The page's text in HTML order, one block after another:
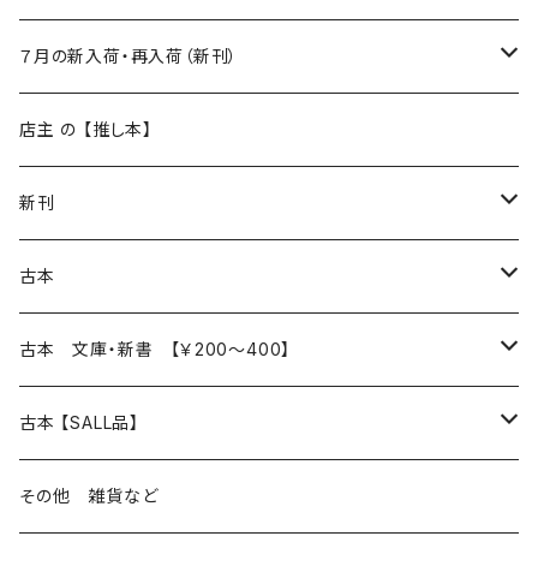
新入荷
再入荷
７月の新入荷・再入荷（新刊）
新入荷
再入荷
店主 の 【推し本】
新刊
本 の あれこれ
読書のこと
本屋のこと
文芸
近代小説 エッセイ 戯曲（日本人作家）
現代小説 エッセイ 戯曲（日本人作家）
日々 の できこと
日常の 風景 群像
生き方 ライフスタイル
古本
本 の あれこれ
読書のこと
本屋のこと
日本文学
小説 エッセイ 戯曲（日本人作家）
海外文学
古本 文庫・新書 【￥200～400】
日本文学
小説 エッセイ 戯曲
海外文学
古本 【SALL品】
20％OFF
その他 雑貨など